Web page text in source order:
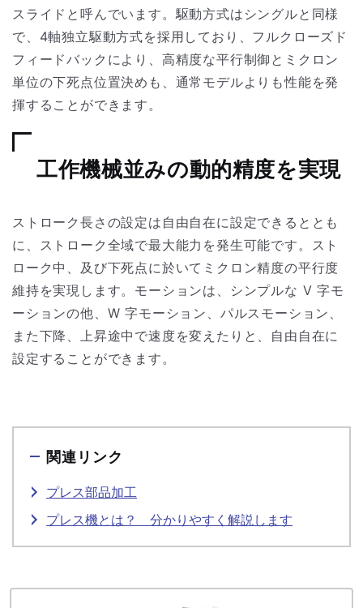
スライドと呼んでいます。駆動方式はシングルと同様
で、4軸独立駆動方式を採用しており、フルクローズド
フィードバックにより、高精度な平行制御とミクロン
単位の下死点位置決めも、通常モデルよりも性能を発
揮することができます。
工作機械並みの動的精度を実現
ストローク長さの設定は自由自在に設定できるととも
に、ストローク全域で最大能力を発生可能です。スト
ローク中、及び下死点に於いてミクロン精度の平行度
維持を実現します。モーションは、シンプルな V 字モ
ーションの他、W 字モーション、パルスモーション、
また下降、上昇途中で速度を変えたりと、自由自在に
設定することができます。
関連リンク
プレス部品加工
プレス機とは？ 分かりやすく解説します